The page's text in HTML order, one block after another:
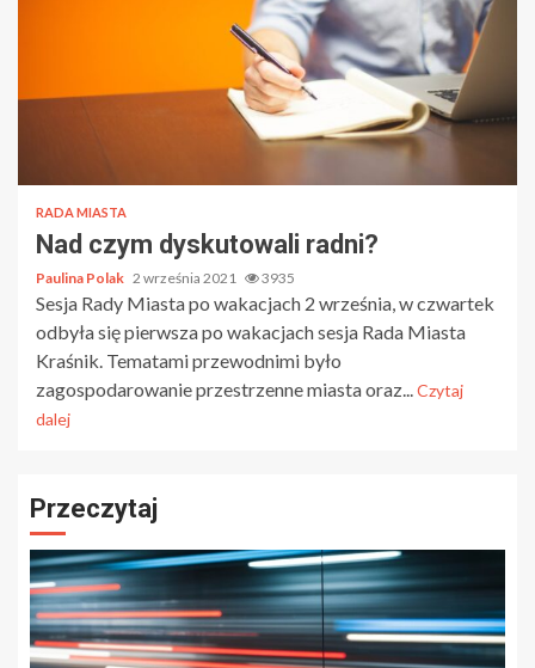
RADA MIASTA
Nad czym dyskutowali radni?
Paulina Polak 2 września 2021 3935
Sesja Rady Miasta po wakacjach 2 września, w czwartek
odbyła się pierwsza po wakacjach sesja Rada Miasta
Kraśnik. Tematami przewodnimi było
zagospodarowanie przestrzenne miasta oraz...Czytaj
dalej
Przeczytaj